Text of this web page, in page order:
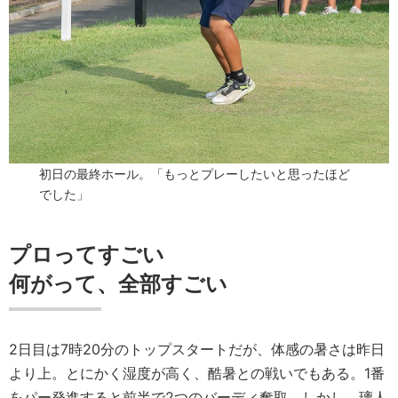
初日の最終ホール。「もっとプレーしたいと思ったほど
でした」
プロってすごい
何がって、全部すごい
2日目は7時20分のトップスタートだが、体感の暑さは昨日
より上。とにかく湿度が高く、酷暑との戦いでもある。1番